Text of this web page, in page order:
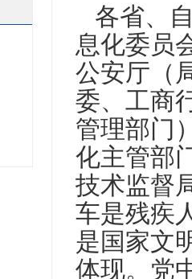
各省、
息化委员
公安厅（
委、工商
管理部门
化主管部
技术监督
车是残疾
是国家文
体现。党